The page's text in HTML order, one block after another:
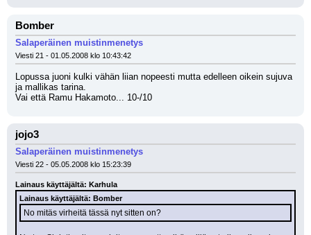
Bomber
Salaperäinen muistinmenetys
Viesti 21 - 01.05.2008 klo 10:43:42
Lopussa juoni kulki vähän liian nopeesti mutta edelleen oikein sujuva
ja mallikas tarina.
Vai että Ramu Hakamoto... 10-/10
jojo3
Salaperäinen muistinmenetys
Viesti 22 - 05.05.2008 klo 15:23:39
Lainaus käyttäjältä: Karhula
Lainaus käyttäjältä: Bomber
No mitäs virheitä tässä nyt sitten on?